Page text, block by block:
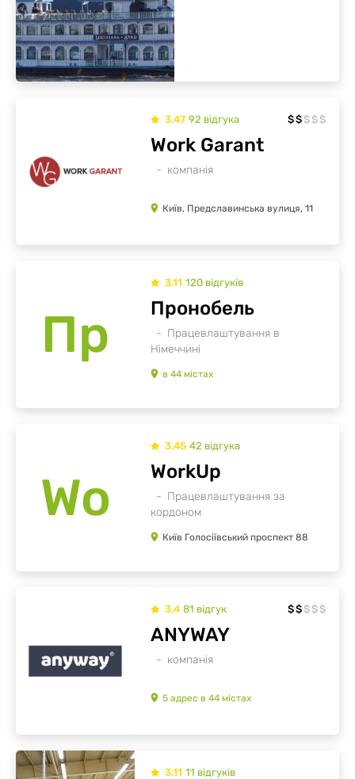
3.47 92 відгукa $$ $ $ $
компанія
Work Garant
Київ, Предславинська вулиця, 11
Пр
3.11 120 відгуків
Працевлаштування в
Німеччині
Пронобель
в 44 містах
Wo
3.45 42 відгукa
Працевлаштування за
кордоном
WorkUp
Київ Голосіївський проспект 88
3.4 81 відгук $$ $ $ $
компанія
ANYWAY
5 адрес в 44 містах
3.11 11 відгуків